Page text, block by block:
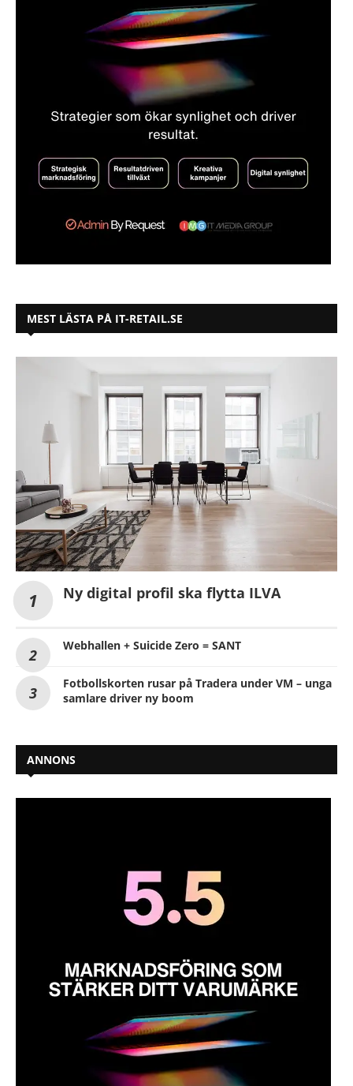
MEST LÄSTA PÅ IT-RETAIL.SE
Ny digital profil ska flytta ILVA
Webhallen + Suicide Zero = SANT
Fotbollskorten rusar på Tradera under VM – unga
samlare driver ny boom
ANNONS